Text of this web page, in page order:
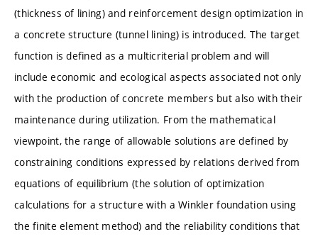
(thickness of lining) and reinforcement design optimization in
a concrete structure (tunnel lining) is introduced. The target
function is defined as a multicriterial problem and will
include economic and ecological aspects associated not only
with the production of concrete members but also with their
maintenance during utilization. From the mathematical
viewpoint, the range of allowable solutions are defined by
constraining conditions expressed by relations derived from
equations of equilibrium (the solution of optimization
calculations for a structure with a Winkler foundation using
the finite element method) and the reliability conditions that